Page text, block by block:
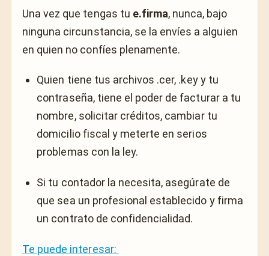
Una vez que tengas tu e.firma, nunca, bajo
ninguna circunstancia, se la envíes a alguien
en quien no confíes plenamente.
Quien tiene tus archivos .cer, .keyy tu
contraseña, tiene el poder de facturar a tu
nombre, solicitar créditos, cambiar tu
domicilio fiscal y meterte en serios
problemas con la ley.
Si tu contador la necesita, asegúrate de
que sea un profesional establecido y firma
un contrato de confidencialidad.
Te puede interesar: